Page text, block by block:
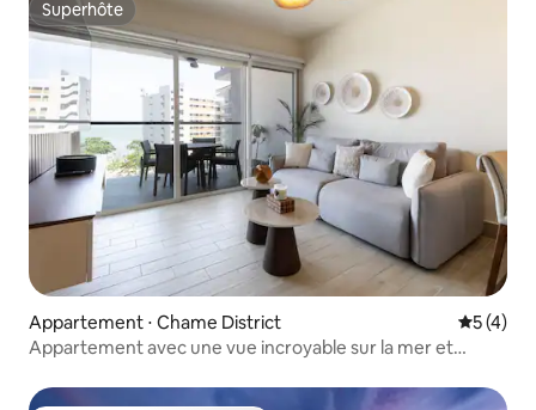
Superhôte
Superhôte
Appartement ⋅ Chame District
5 (4)
Appartement avec une vue incroyable sur la mer et